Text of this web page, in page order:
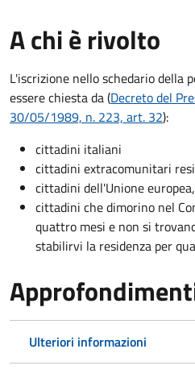
A chi è rivolto
L'iscrizione nello schedario della
essere chiesta da (Decreto del
30/05/1989, n. 223, art. 32):
cittadini italiani
cittadini extracomunitari
cittadini dell'Unione
cittadini che dimorino nel
quattro mesi e non si
stabilirvi la residenza per
Ulteriori informazioni